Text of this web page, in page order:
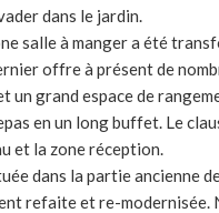
dans le jardin.
salle à manger a été
offre à présent de
un grand espace de
en un long buffet. Le
et la zone réception.
dans la partie ancienne
refaite et re-modernisée.